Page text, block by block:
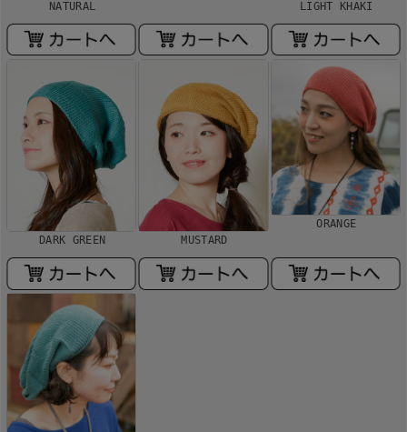
NATURAL LIGHT KHAKI
DARK GREEN MUSTARD
ORANGE